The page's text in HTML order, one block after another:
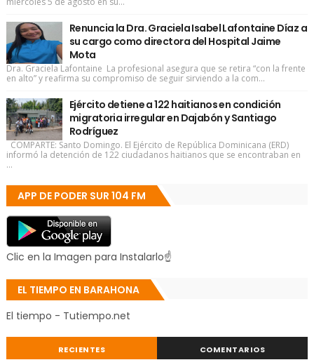
Renuncia la Dra. Graciela Isabel Lafontaine Díaz a
su cargo como directora del Hospital Jaime
Mota
Dra. Graciela Lafontaine La profesional asegura que se retira “con la frente
en alto” y reafirma su compromiso de seguir sirviendo a la com...
Ejército detiene a 122 haitianos en condición
migratoria irregular en Dajabón y Santiago
Rodríguez
COMPARTE: Santo Domingo. El Ejército de República Dominicana (ERD)
informó la detención de 122 ciudadanos haitianos que se encontraban en
...
APP DE PODER SUR 104 FM
Clic en la Imagen para Instalarlo☝
EL TIEMPO EN BARAHONA
El tiempo - Tutiempo.net
RECIENTES COMENTARIOS